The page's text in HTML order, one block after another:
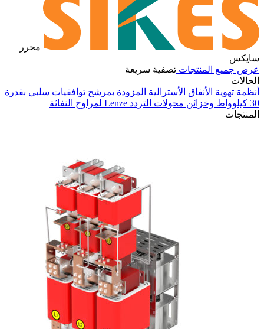
محرر
سايكس
عرض جميع المنتجات تصفية سريعة
الحالات
أنظمة تهوية الأنفاق الأسترالية المزودة بمرشح توافقيات سلبي بقدرة
30 كيلوواط وخزائن محولات التردد Lenze لمراوح النفاثة
المنتجات